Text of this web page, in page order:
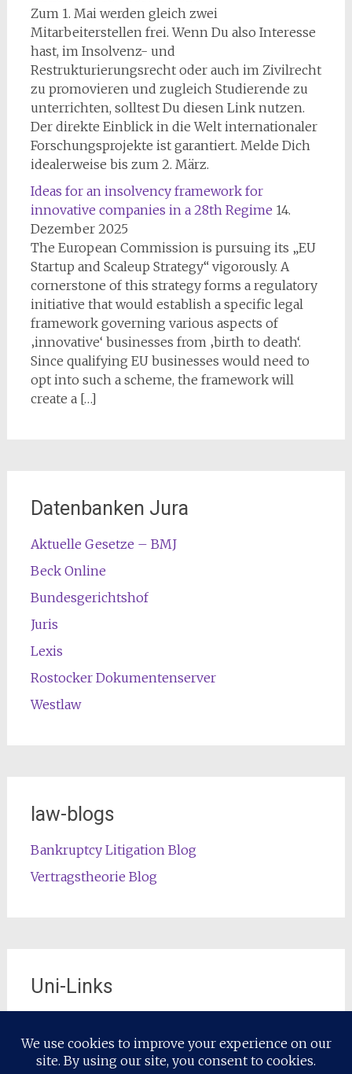
Zum 1. Mai werden gleich zwei
Mitarbeiterstellen frei. Wenn Du also Interesse
hast, im Insolvenz- und
Restrukturierungsrecht oder auch im Zivilrecht
zu promovieren und zugleich Studierende zu
unterrichten, solltest Du diesen Link nutzen.
Der direkte Einblick in die Welt internationaler
Forschungsprojekte ist garantiert. Melde Dich
idealerweise bis zum 2. März.
Ideas for an insolvency framework for
innovative companies in a 28th Regime 14.
Dezember 2025
The European Commission is pursuing its „EU
Startup and Scaleup Strategy“ vigorously. A
cornerstone of this strategy forms a regulatory
initiative that would establish a specific legal
framework governing various aspects of
‚innovative‘ businesses from ‚birth to death‘.
Since qualifying EU businesses would need to
opt into such a scheme, the framework will
create a […]
Datenbanken Jura
Aktuelle Gesetze – BMJ
Beck Online
Bundesgerichtshof
Juris
Lexis
Rostocker Dokumentenserver
Westlaw
law-blogs
Bankruptcy Litigation Blog
Vertragstheorie Blog
Uni-Links